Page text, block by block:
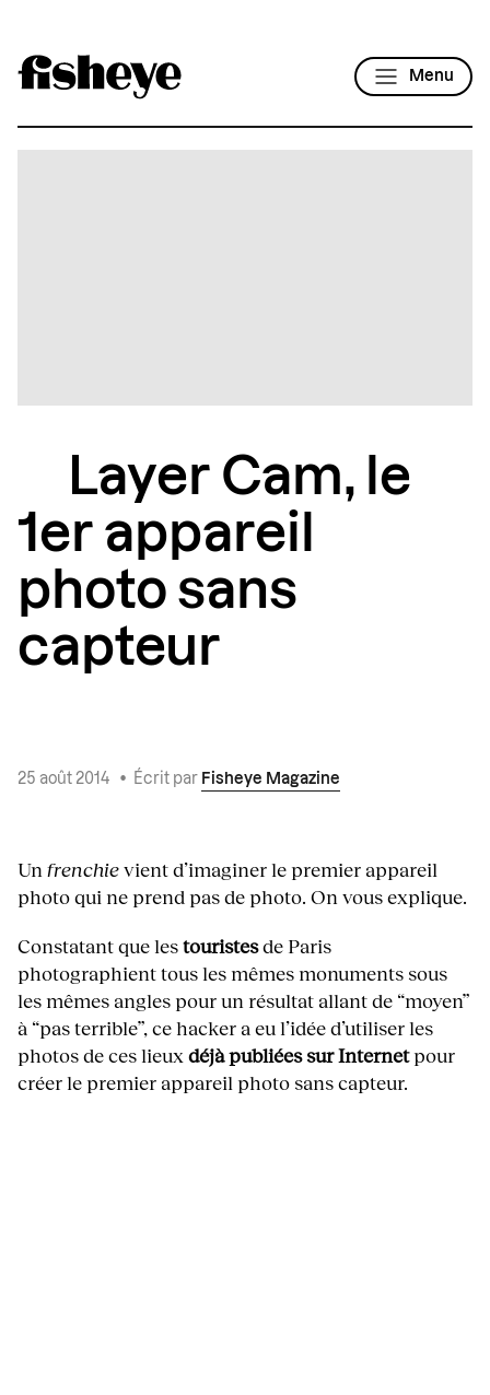
Menu
Layer Cam, le
1er appareil
photo sans
capteur
25 août 2014 • Écrit par Fisheye Magazine
Un frenchievient d’imaginer le premier appareil
photo qui ne prend pas de photo. On vous explique.
Constatant que lestouristesde Paris
photographient tous les mêmes monuments sous
les mêmes angles pour un résultat allant de “moyen”
à “pas terrible”, ce hacker a eu l’idée d’utiliser les
photos de ces lieux déjà publiées sur Internetpour
créer le premier appareil photo sans capteur.